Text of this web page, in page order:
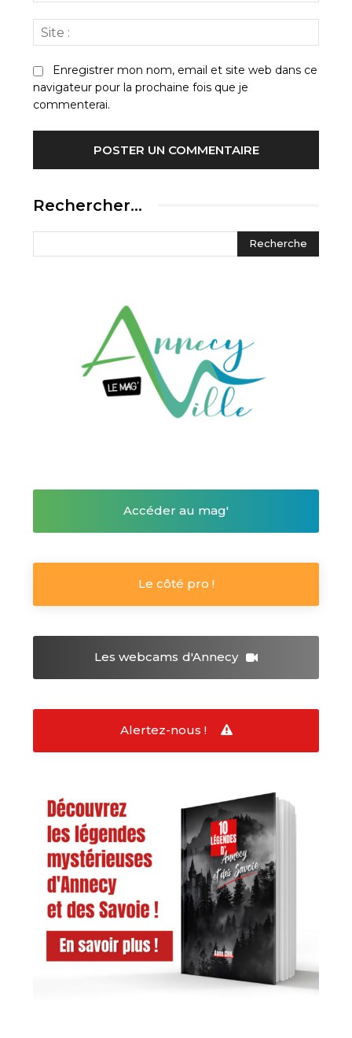
:
Enregistrer mon nom, email et site web dans ce
navigateur pour la prochaine fois que je
commenterai.
Rechercher…
Accéder au mag'
Le côté pro !
Les webcams d'Annecy
Alertez-nous !